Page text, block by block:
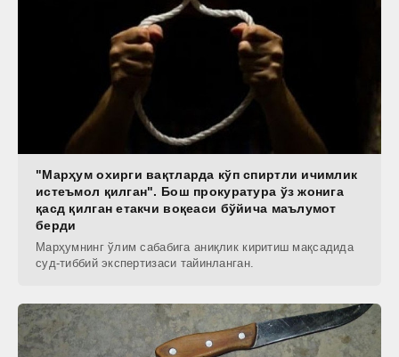
"Марҳум охирги вақтларда кўп спиртли ичимлик
истеъмол қилган". Бош прокуратура ўз жонига
қасд қилган етакчи воқеаси бўйича маълумот
берди
Марҳумнинг ўлим сабабига аниқлик киритиш мақсадида
суд-тиббий экспертизаси тайинланган.